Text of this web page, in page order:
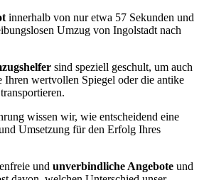
innerhalb von nur etwa 57 Sekunden und
Umzug von Ingolstadt nach
sind speziell geschult, um auch
wertvollen Spiegel oder die antike
wissen wir, wie entscheidend eine
Umsetzung für den Erfolg Ihres
und unverbindliche Angebote und